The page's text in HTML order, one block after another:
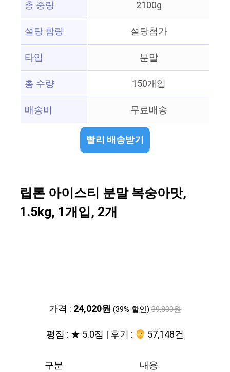
총 중량
2100g
설탕 함량
설탕첨가
타입
분말
총 수량
150개입
배송비
무료배송
빨리 배송받기
립톤 아이스티 분말 복숭아맛,
1.5kg, 1개입, 2개
가격 : 24,020원 (39% 할인) 39,800원
평점 : ★ 5.0점 | 후기 : 57,148건
구분
내용